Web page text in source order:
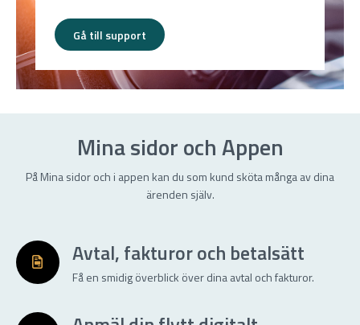
Gå till support
Mina sidor och Appen
På Mina sidor och i appen kan du som kund sköta många av dina
ärenden själv.
Avtal, fakturor och betalsätt
Få en smidig överblick över dina avtal och fakturor.